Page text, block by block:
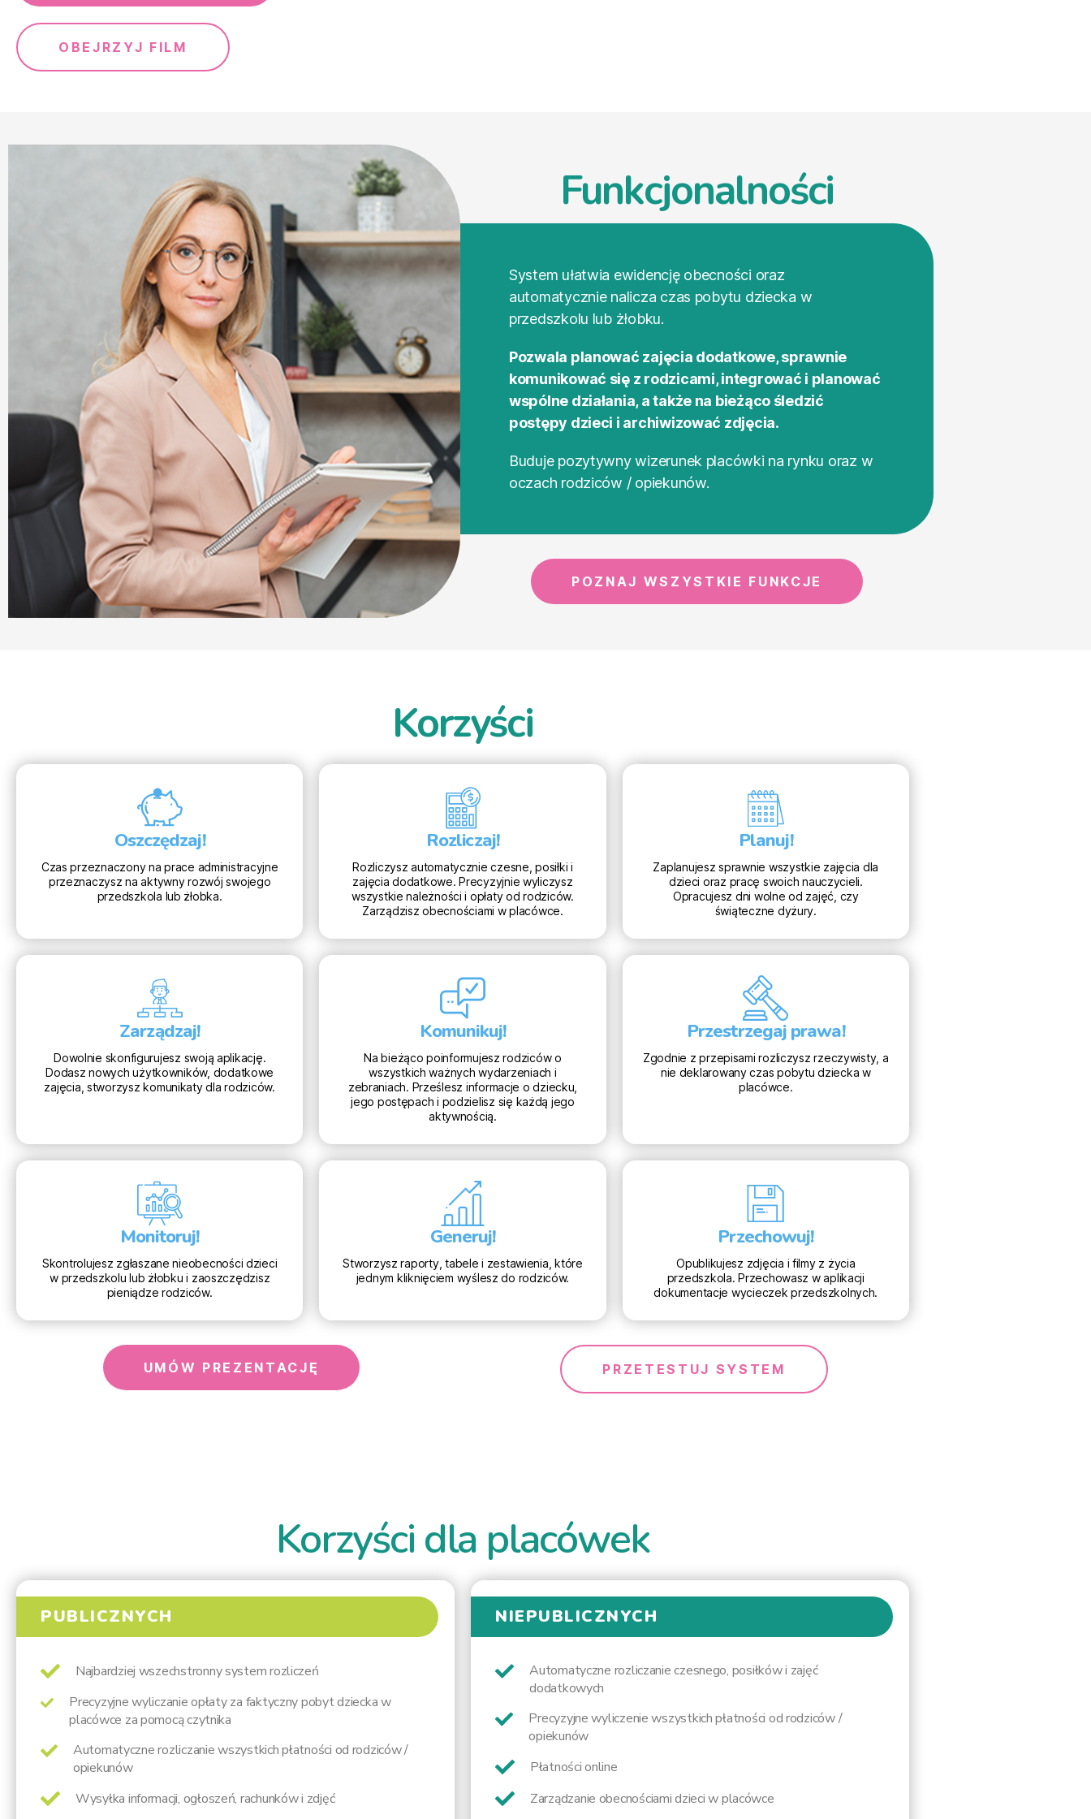
OBEJRZYJ FILM
Funkcjonalności
System ułatwia ewidencję obecności oraz
automatycznie nalicza czas pobytu dziecka w
przedszkolu lub żłobku.
Pozwala planować zajęcia dodatkowe, sprawnie
komunikować się z rodzicami, integrować i planować
wspólne działania, a także na bieżąco śledzić
postępy dzieci i archiwizować zdjęcia.
Buduje pozytywny wizerunek placówki na rynku oraz w
oczach rodziców / opiekunów.
POZNAJ WSZYSTKIE FUNKCJE
Korzyści
Oszczędzaj!
Czas przeznaczony na prace administracyjne
przeznaczysz na aktywny rozwój swojego
przedszkola lub żłobka.
Rozliczaj!
Rozliczysz automatycznie czesne, posiłki i
zajęcia dodatkowe. Precyzyjnie wyliczysz
wszystkie należności i opłaty od rodziców.
Zarządzisz obecnościami w placówce.
Planuj!
Zaplanujesz sprawnie wszystkie zajęcia dla
dzieci oraz pracę swoich nauczycieli.
Opracujesz dni wolne od zajęć, czy
świąteczne dyżury.
Zarządzaj!
Dowolnie skonfigurujesz swoją aplikację.
Dodasz nowych użytkowników, dodatkowe
zajęcia, stworzysz komunikaty dla rodziców.
Komunikuj!
Na bieżąco poinformujesz rodziców o
wszystkich ważnych wydarzeniach i
zebraniach. Prześlesz informacje o dziecku,
jego postępach i podzielisz się każdą jego
aktywnością.
Przestrzegaj prawa!
Zgodnie z przepisami rozliczysz rzeczywisty, a
nie deklarowany czas pobytu dziecka w
placówce.
Monitoruj!
Skontrolujesz zgłaszane nieobecności dzieci
w przedszkolu lub żłobku i zaoszczędzisz
pieniądze rodziców.
Generuj!
Stworzysz raporty, tabele i zestawienia, które
jednym kliknięciem wyślesz do rodziców.
Przechowuj!
Opublikujesz zdjęcia i filmy z życia
przedszkola. Przechowasz w aplikacji
dokumentacje wycieczek przedszkolnych.
UMÓW PREZENTACJĘ PRZETESTUJ SYSTEM
Korzyści dla placówek
PUBLICZNYCH
Najbardziej wszechstronny system rozliczeń
Precyzyjne wyliczanie opłaty za faktyczny pobyt dziecka w
placówce za pomocą czytnika
Automatyczne rozliczanie wszystkich płatności od rodziców /
opiekunów
Wysyłka informacji, ogłoszeń, rachunków i zdjęć
NIEPUBLICZNYCH
Automatyczne rozliczanie czesnego, posiłków i zajęć
dodatkowych
Precyzyjne wyliczenie wszystkich płatności od rodziców /
opiekunów
Płatności online
Zarządzanie obecnościami dzieci w placówce